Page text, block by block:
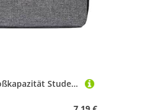
Zkydhbd Großkapazität Student Bencil Case Oxford Fabric School Supplies Organizer Mit Mehreren Fächern Für Pens Radiergummis Großer Kapazität Oxford Fabric Student Stifte Fall